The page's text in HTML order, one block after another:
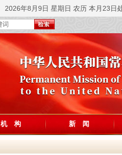
2026年8月9日 星期日 农历 本月23日
机 构 新 闻